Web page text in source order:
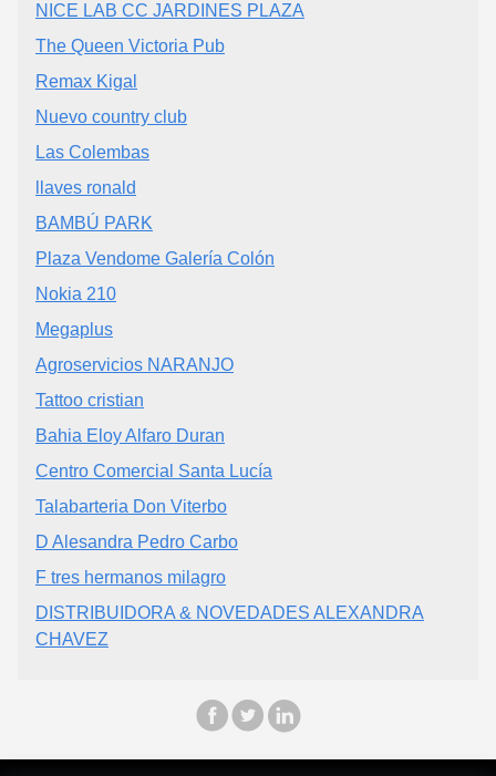
NICE LAB CC JARDINES PLAZA
The Queen Victoria Pub
Remax Kigal
Nuevo country club
Las Colembas
llaves ronald
BAMBÚ PARK
Plaza Vendome Galería Colón
Nokia 210
Megaplus
Agroservicios NARANJO
Tattoo cristian
Bahia Eloy Alfaro Duran
Centro Comercial Santa Lucía
Talabarteria Don Viterbo
D Alesandra Pedro Carbo
F tres hermanos milagro
DISTRIBUIDORA & NOVEDADES ALEXANDRA
CHAVEZ